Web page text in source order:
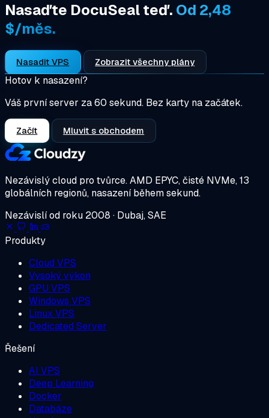
Nasaďte DocuSeal teď. Od 2,48
$/měs.
Nasadit VPS Zobrazit všechny plány
Hotov k nasazení?
Váš první server za 60 sekund. Bez karty na začátek.
Začít Mluvit s obchodem
Nezávislý cloud pro tvůrce.AMD EPYC, čisté NVMe, 13
globálních regionů, nasazení během sekund.
Nezávislí od roku 2008 · Dubaj, SAE
Produkty
Cloud VPS
Vysoký výkon
GPU VPS
Windows VPS
Linux VPS
Dedicated Server
Řešení
AI VPS
Deep Learning
Docker
Databáze